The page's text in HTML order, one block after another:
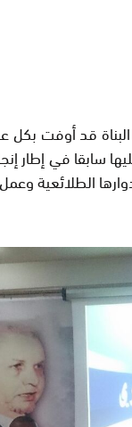
قد أوفت بكل
سابقا في إطار
الطلائعية